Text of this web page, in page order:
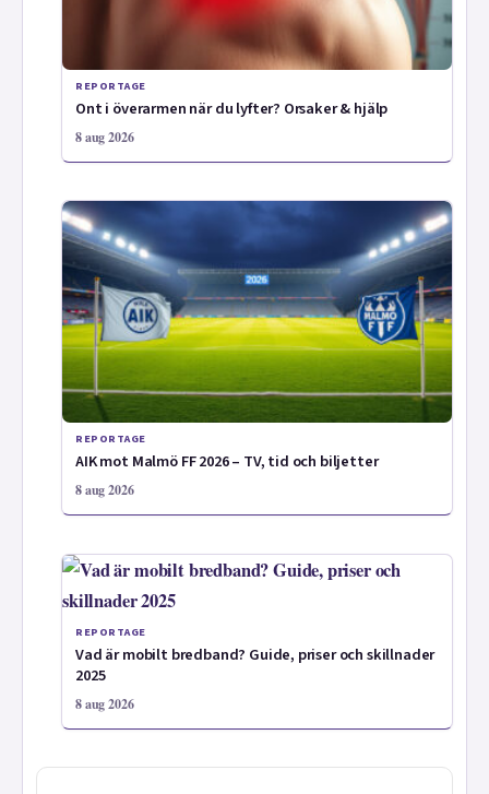
REPORTAGE
Ont i överarmen när du lyfter? Orsaker & hjälp
8 aug 2026
REPORTAGE
AIK mot Malmö FF 2026 – TV, tid och biljetter
8 aug 2026
REPORTAGE
Vad är mobilt bredband? Guide, priser och skillnader
2025
8 aug 2026